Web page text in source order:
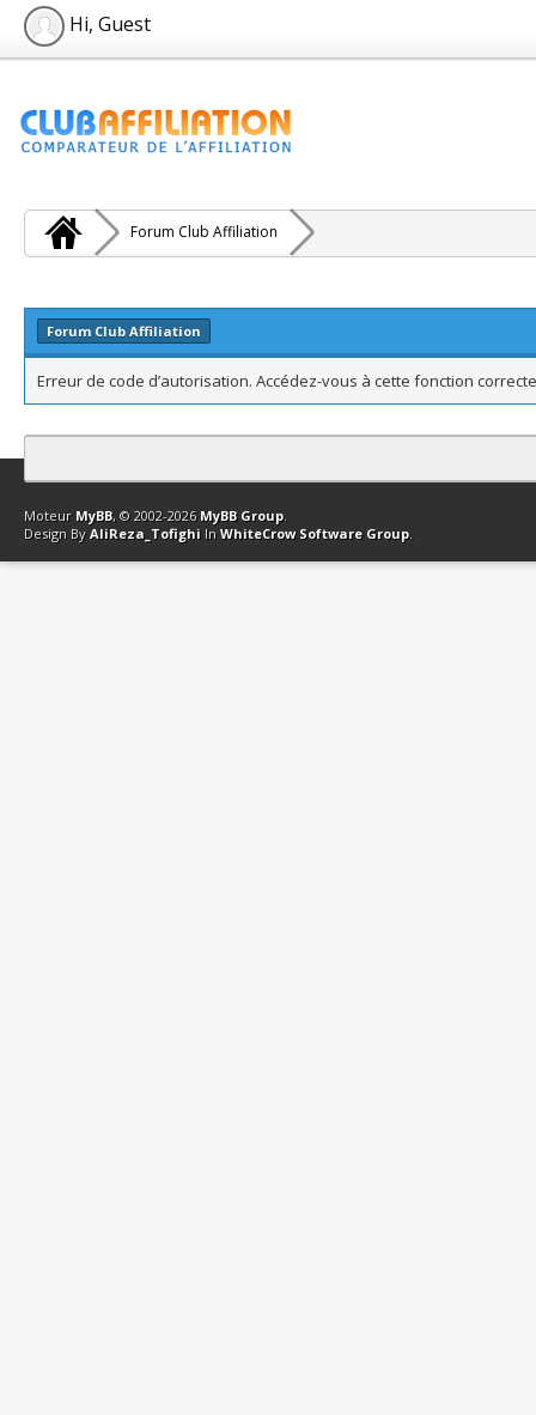
Hi, Guest
Forum Club Affiliation
Forum Club Affiliation
Erreur de code d’autorisation. Accédez-vous à cette fonction
Contact Club Affiliation Retourner en haut Version bas-débit
Moteur MyBB, © 2002-2026 MyBB Group.
Design By AliReza_Tofighi In WhiteCrow Software Group.